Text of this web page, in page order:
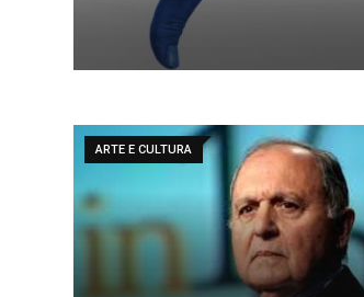
ARTE E CULTURA